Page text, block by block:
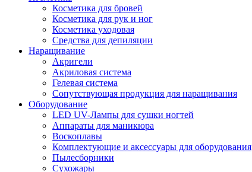
Косметика для бровей
Косметика для рук и ног
Косметика уходовая
Средства для депиляции
Наращивание
Акригели
Акриловая система
Гелевая система
Сопутствующая продукция для наращивания
Оборудование
LED UV-Лампы для сушки ногтей
Аппараты для маникюра
Воскоплавы
Комплектующие и аксессуары для оборудования
Пылесборники
Сухожары